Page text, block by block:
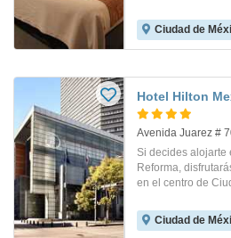
Ciudad de
Hotel Hilton
Avenida Juarez #
Si decides alojarte
Reforma,
en el centro de
Ciudad de